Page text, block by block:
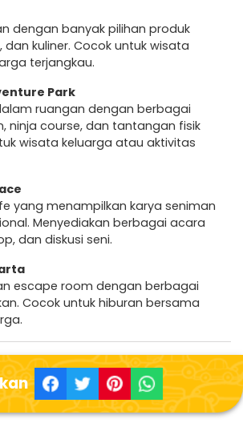
dengan banyak pilihan produk
dan kuliner. Cocok untuk wisata
terjangkau.
Park
ruangan dengan berbagai
ninja course, dan tantangan fisik
wisata keluarga atau aktivitas
yang menampilkan karya seniman
Menyediakan berbagai acara
dan diskusi seni.
escape room dengan berbagai
Cocok untuk hiburan bersama